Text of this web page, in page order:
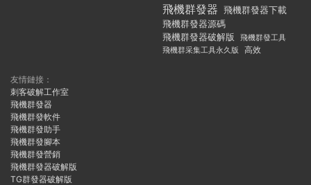
飛機群發器 飛機群發器下載
飛機群發器源碼
飛機群發器破解版
飛機群發工具
飛機群采集工具永久版
高效
友情鏈接：
刺客破解工作室
飛機群發器
飛機群發軟件
飛機群發助手
飛機群發腳本
飛機群發營銷
飛機群發器破解版
TG群發器破解版